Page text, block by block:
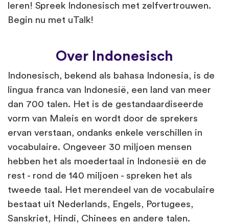
leren! Spreek Indonesisch met zelfvertrouwen.
Begin nu met uTalk!
Over Indonesisch
Indonesisch, bekend als bahasa Indonesia, is de
lingua franca van Indonesië, een land van meer
dan 700 talen. Het is de gestandaardiseerde
vorm van Maleis en wordt door de sprekers
ervan verstaan, ondanks enkele verschillen in
vocabulaire. Ongeveer 30 miljoen mensen
hebben het als moedertaal in Indonesië en de
rest - rond de 140 miljoen - spreken het als
tweede taal. Het merendeel van de vocabulaire
bestaat uit Nederlands, Engels, Portugees,
Sanskriet, Hindi, Chinees en andere talen.